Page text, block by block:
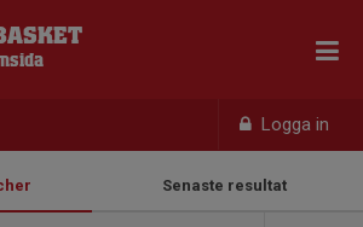
Logga in
Senaste resultat